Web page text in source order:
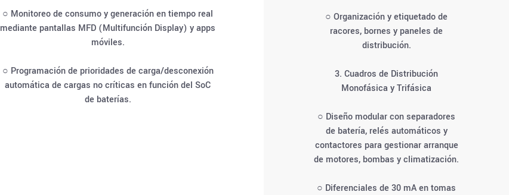
○ Monitoreo de consumo y generación en tiempo real
mediante pantallas MFD (Multifunción Display) y apps
móviles.
○ Programación de prioridades de carga/desconexión
automática de cargas no críticas en función del SoC
de baterías.
○ Organización y etiquetado de
racores, bornes y paneles de
distribución.
3. Cuadros de Distribución
Monofásica y Trifásica
○ Diseño modular con separadores
de batería, relés automáticos y
contactores para gestionar arranque
de motores, bombas y climatización.
○ Diferenciales de 30 mA en tomas